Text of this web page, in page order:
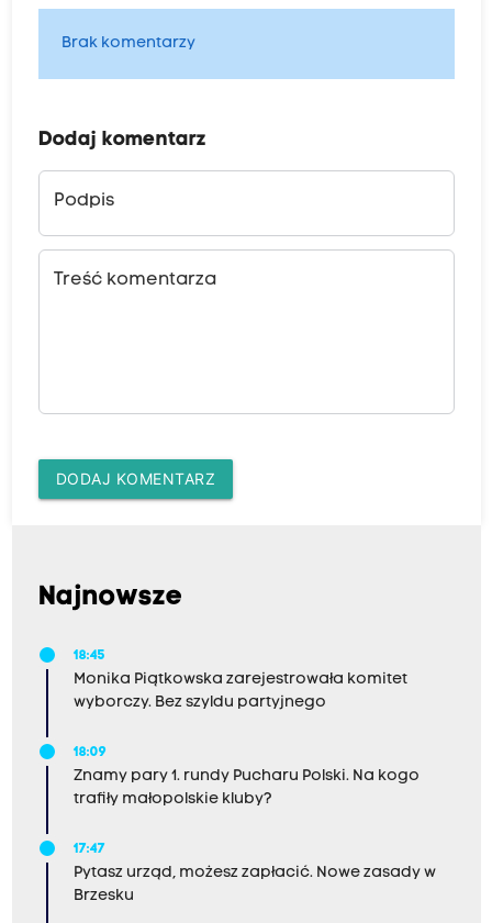
Brak komentarzy
Dodaj komentarz
Podpis
Treść komentarza
DODAJ KOMENTARZ
Najnowsze
18:45
Monika Piątkowska zarejestrowała komitet
wyborczy. Bez szyldu partyjnego
18:09
Znamy pary 1. rundy Pucharu Polski. Na kogo
trafiły małopolskie kluby?
17:47
Pytasz urząd, możesz zapłacić. Nowe zasady w
Brzesku